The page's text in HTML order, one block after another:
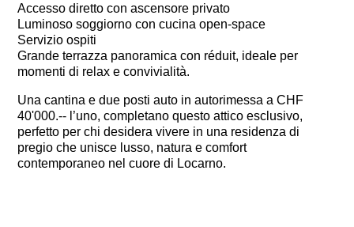
Accesso diretto con ascensore privato
Luminoso soggiorno con cucina open-space
Servizio ospiti
Grande terrazza panoramica con réduit, ideale per
momenti di relax e convivialità.
Una cantina e due posti auto in autorimessa a CHF
40'000.-- l’uno, completano questo attico esclusivo,
perfetto per chi desidera vivere in una residenza di
pregio che unisce lusso, natura e comfort
contemporaneo nel cuore di Locarno.